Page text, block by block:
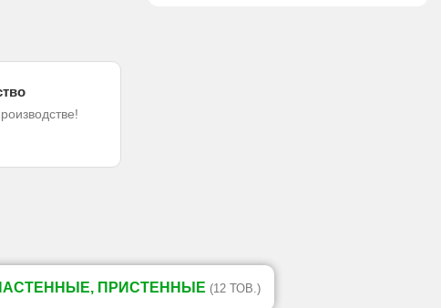
ПРИСТЕННЫЕ (12 ТОВ.)